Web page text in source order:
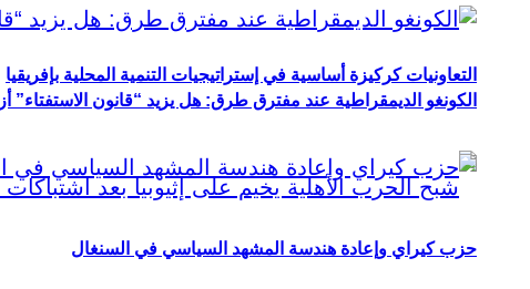
التعاونيات كركيزة أساسية في إستراتيجيات التنمية المحلية بإفريقيا
الكونغو الديمقراطية عند مفترق طرق: هل يزيد “قانون الاستفتاء”
حزب كيراي وإعادة هندسة المشهد السياسي في السنغال